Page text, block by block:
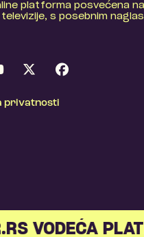
platforma posvećena
s posebnim
privatnosti
VODEĆA